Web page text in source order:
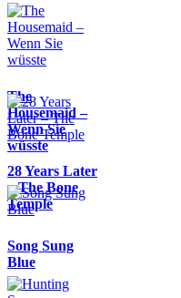
The
Housemaid –
Wenn Sie
wüsste
28 Years Later
– The Bone
Temple
Song Sung
Blue